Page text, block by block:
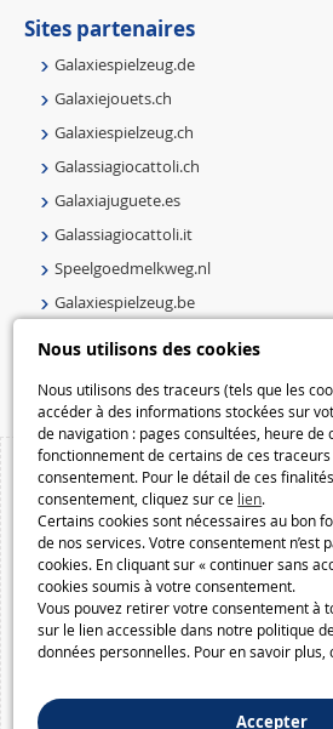
Nous utilisons des cookies
Nous utilisons des traceurs (tels que les
accéder à des informations stockées sur
de navigation : pages consultées, heure de
fonctionnement de certains de ces
consentement. Pour le détail de ces
consentement, cliquez sur ce lien.
Certains cookies sont nécessaires au bon
de nos services. Votre consentement n’est
cookies. En cliquant sur « continuer sans
cookies soumis à votre consentement.
Vous pouvez retirer votre consentement à
sur le lien accessible dans notre politique
données personnelles. Pour en savoir plus,
Accepter
Sites partenaires
Galaxiespielzeug.de
Galaxiejouets.ch
Galaxiespielzeug.ch
Galassiagiocattoli.ch
Galaxiajuguete.es
Galassiagiocattoli.it
Speelgoedmelkweg.nl
Galaxiespielzeug.be